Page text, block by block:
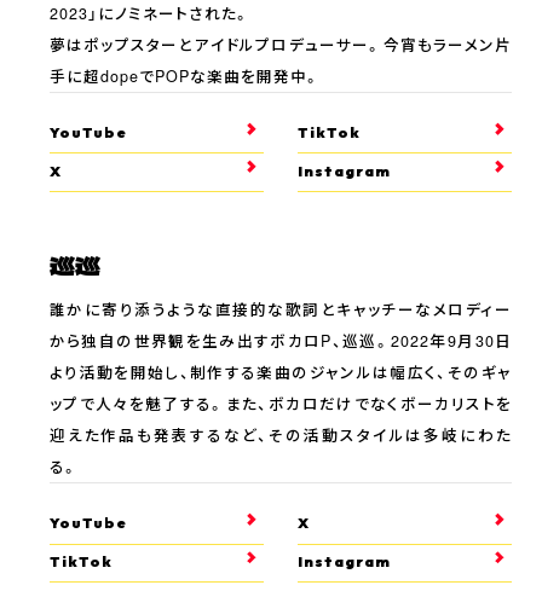
2023」にノミネートされた。
夢はポップスターとアイドルプロデューサー。今宵もラーメン片
手に超dopeでPOPな楽曲を開発中。
YouTube
TikTok
X
Instagram
巡巡
誰かに寄り添うような直接的な歌詞とキャッチーなメロディー
から独自の世界観を生み出すボカロP、巡巡。2022年9月30日
より活動を開始し、制作する楽曲のジャンルは幅広く、そのギャ
ップで人々を魅了する。また、ボカロだけでなくボーカリストを
迎えた作品も発表するなど、その活動スタイルは多岐にわた
る。
YouTube
X
TikTok
Instagram